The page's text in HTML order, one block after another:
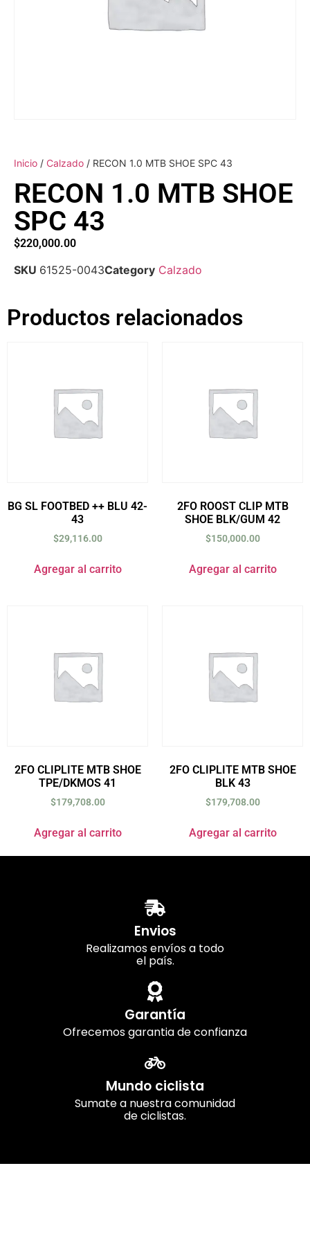
Inicio / Calzado / RECON 1.0 MTB SHOE SPC 43
RECON 1.0 MTB SHOE
SPC 43
$220,000.00
SKU 61525-0043Category Calzado
Productos relacionados
BG SL FOOTBED ++ BLU 42-
43
$29,116.00
Agregar al carrito
2FO ROOST CLIP MTB
SHOE BLK/GUM 42
$150,000.00
Agregar al carrito
2FO CLIPLITE MTB SHOE
TPE/DKMOS 41
$179,708.00
Agregar al carrito
2FO CLIPLITE MTB SHOE
BLK 43
$179,708.00
Agregar al carrito
Envios
Realizamos envíos a todo
el país.
Garantía
Ofrecemos garantia de confianza
Mundo ciclista
Sumate a nuestra comunidad
de ciclistas.